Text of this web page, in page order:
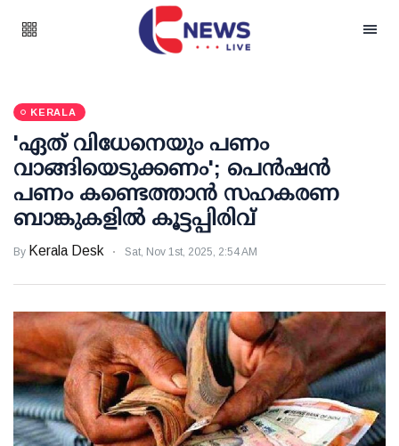
KERALA
'ഏത് വിധേനെയും പണം
വാങ്ങിയെടുക്കണം'; പെന്‍ഷന്‍
പണം കണ്ടെത്താന്‍ സഹകരണ
ബാങ്കുകളില്‍ കൂട്ടപ്പിരിവ്
By Kerala Desk Sat, Nov 1st, 2025, 2:54 AM